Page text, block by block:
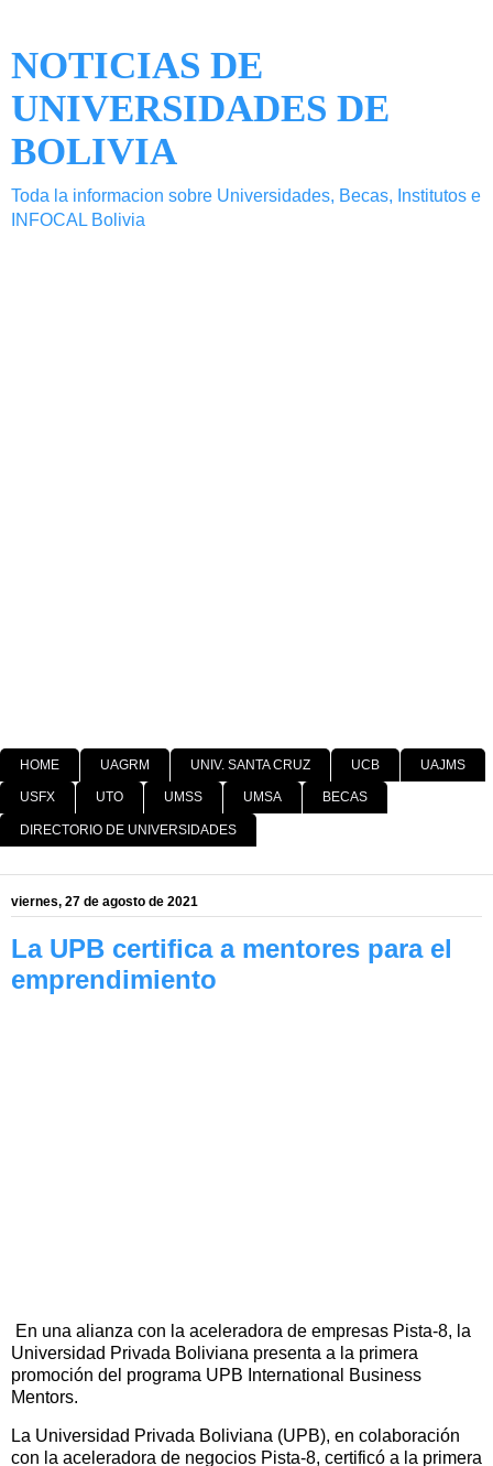
NOTICIAS DE
UNIVERSIDADES DE
BOLIVIA
Toda la informacion sobre Universidades, Becas, Institutos e
INFOCAL Bolivia
HOME UAGRM UNIV. SANTA CRUZ UCB UAJMS
USFX UTO UMSS UMSA BECAS
DIRECTORIO DE UNIVERSIDADES
viernes, 27 de agosto de 2021
La UPB certifica a mentores para el
emprendimiento
En una alianza con la aceleradora de empresas Pista-8, la
Universidad Privada Boliviana presenta a la primera
promoción del programa UPB International Business
Mentors.
La Universidad Privada Boliviana (UPB), en colaboración
con la aceleradora de negocios Pista-8, certificó a la primera